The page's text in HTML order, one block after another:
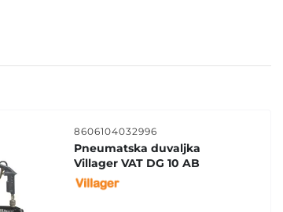
8606104032996
Pneumatska duvaljka
Villager VAT DG 10 AB